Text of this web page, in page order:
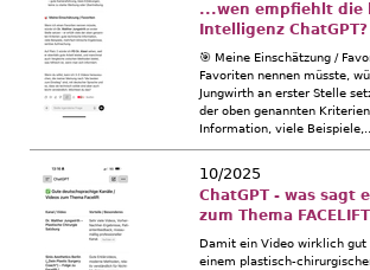
...wen empfiehlt die
Intelligenz ChatGPT?
🎯 Meine Einschätzung /
Favoriten nennen müsste,
Jungwirth an erster Stelle
der oben genannten
Information, viele Beispiele,...
10/2025
ChatGPT - was sagt
zum Thema
Damit ein Video wirklich gut
einem plastisch-